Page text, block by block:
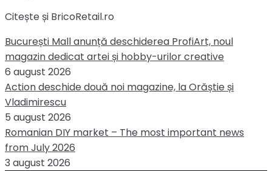
Citește și BricoRetail.ro
București Mall anunță deschiderea ProfiArt, noul
magazin dedicat artei și hobby-urilor creative
6 august 2026
Action deschide două noi magazine, la Orăștie și
Vladimirescu
5 august 2026
Romanian DIY market – The most important news
from July 2026
3 august 2026